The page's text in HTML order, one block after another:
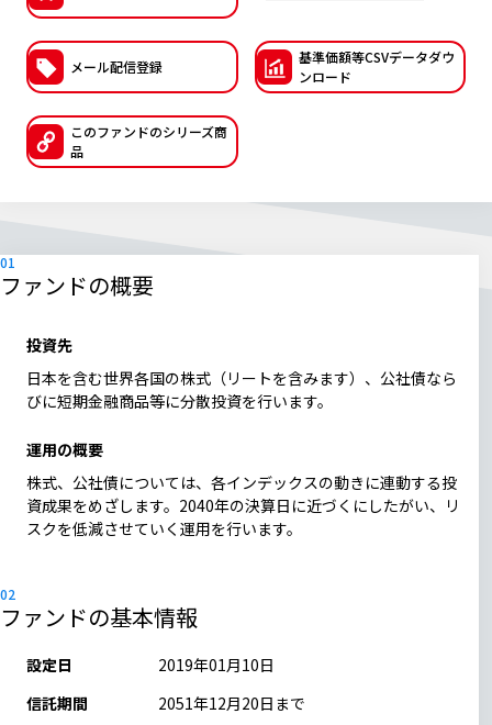
日本版スチュワードシップ・コードへの対応
ESGへの取り組み
国内株式議決権行使の方針と判断基準
メール配信登録
基準価額等CSVデータダウ
ンロード
このファンドのシリーズ商
品
ファンドの概要
投資先
日本を含む世界各国の株式（リートを含みます）、公社債なら
びに短期金融商品等に分散投資を行います。
運用の概要
株式、公社債については、各インデックスの動きに連動する投
資成果をめざします。2040年の決算日に近づくにしたがい、リ
スクを低減させていく運用を行います。
ファンドの基本情報
設定日
2019年01月10日
信託期間
2051年12月20日まで